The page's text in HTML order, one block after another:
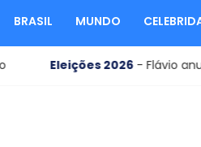
BRASIL MUNDO
Eleições 2026- Flávio anuncia